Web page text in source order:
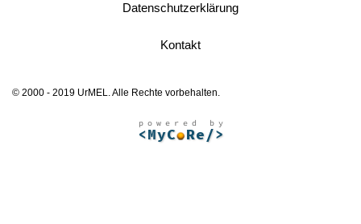
Datenschutzerklärung
Kontakt
© 2000 - 2019 UrMEL. Alle Rechte vorbehalten.